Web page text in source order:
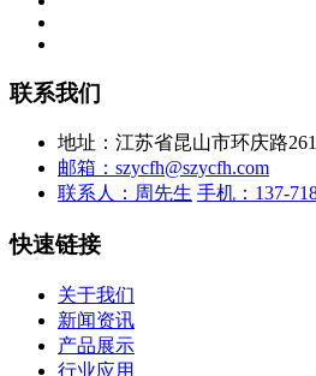
联系我们
地址：江苏省昆山市环庆路
邮箱：szycfh@szycfh.com
联系人：周先生 手机：137-
快速链接
关于我们
新闻资讯
产品展示
行业应用